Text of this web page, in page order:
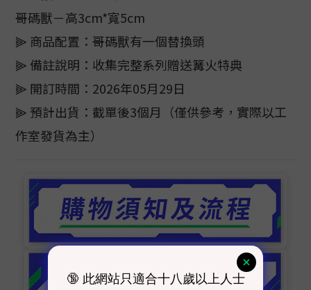
哥碼獸－高3cm*寬5cm
⫸ 商品配置：哥碼獸有一個替換頭
⫸ 備註說明：收集完整系列贈送篝火特典
⫸ 開訂時間：2026年05月29日
⫸ 預計出貨：截單後3個月（僅供參考，實際以工
作室發貨為主）